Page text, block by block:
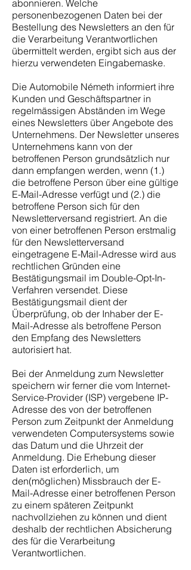
abonnieren. Welche
personenbezogenen Daten bei der
Bestellung des Newsletters an den für
die Verarbeitung Verantwortlichen
übermittelt werden, ergibt sich aus der
hierzu verwendeten Eingabemaske.
Die Automobile Németh informiert ihre
Kunden und Geschäftspartner in
regelmässigen Abständen im Wege
eines Newsletters über Angebote des
Unternehmens. Der Newsletter unseres
Unternehmens kann von der
betroffenen Person grundsätzlich nur
dann empfangen werden, wenn (1.)
die betroffene Person über eine gültige
E-Mail-Adresse verfügt und (2.) die
betroffene Person sich für den
Newsletterversand registriert. An die
von einer betroffenen Person erstmalig
für den Newsletterversand
eingetragene E-Mail-Adresse wird aus
rechtlichen Gründen eine
Bestätigungsmail im Double-Opt-In-
Verfahren versendet. Diese
Bestätigungsmail dient der
Überprüfung, ob der Inhaber der E-
Mail-Adresse als betroffene Person
den Empfang des Newsletters
autorisiert hat.
Bei der Anmeldung zum Newsletter
speichern wir ferner die vom Internet-
Service-Provider (ISP) vergebene IP-
Adresse des von der betroffenen
Person zum Zeitpunkt der Anmeldung
verwendeten Computersystems sowie
das Datum und die Uhrzeit der
Anmeldung. Die Erhebung dieser
Daten ist erforderlich, um
den(möglichen) Missbrauch der E-
Mail-Adresse einer betroffenen Person
zu einem späteren Zeitpunkt
nachvollziehen zu können und dient
deshalb der rechtlichen Absicherung
des für die Verarbeitung
Verantwortlichen.